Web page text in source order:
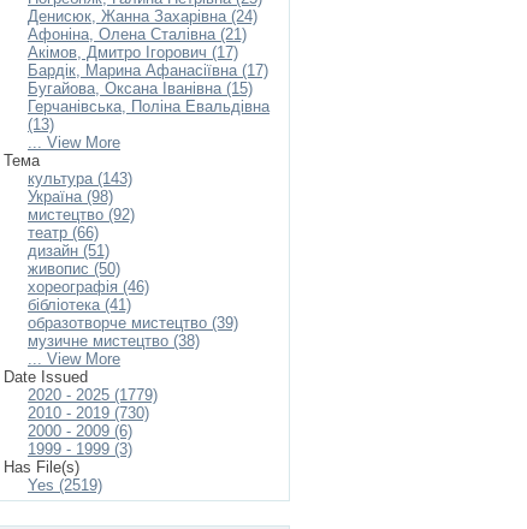
Денисюк, Жанна Захарівна (24)
Афоніна, Олена Сталівна (21)
Акімов, Дмитро Ігорович (17)
Бардік, Марина Афанасіївна (17)
Бугайова, Оксана Іванівна (15)
Герчанівська, Поліна Евальдівна
(13)
... View More
Тема
культура (143)
Україна (98)
мистецтво (92)
театр (66)
дизайн (51)
живопис (50)
хореографія (46)
бібліотека (41)
образотворче мистецтво (39)
музичне мистецтво (38)
... View More
Date Issued
2020 - 2025 (1779)
2010 - 2019 (730)
2000 - 2009 (6)
1999 - 1999 (3)
Has File(s)
Yes (2519)